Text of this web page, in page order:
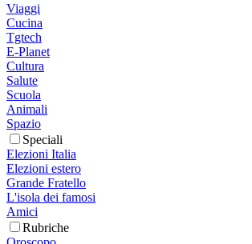
Viaggi
Cucina
Tgtech
E-Planet
Cultura
Salute
Scuola
Animali
Spazio
Speciali
Elezioni Italia
Elezioni estero
Grande Fratello
L'isola dei famosi
Amici
Rubriche